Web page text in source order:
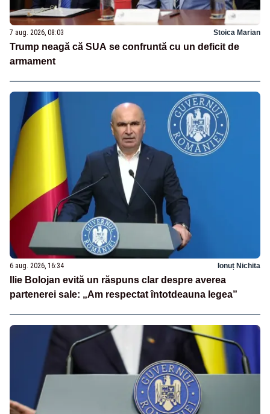
7 aug. 2026, 08:03 Stoica Marian
Trump neagă că SUA se confruntă cu un deficit de
armament
6 aug. 2026, 16:34 Ionuț Nichita
Ilie Bolojan evită un răspuns clar despre averea
partenerei sale: „Am respectat întotdeauna legea”